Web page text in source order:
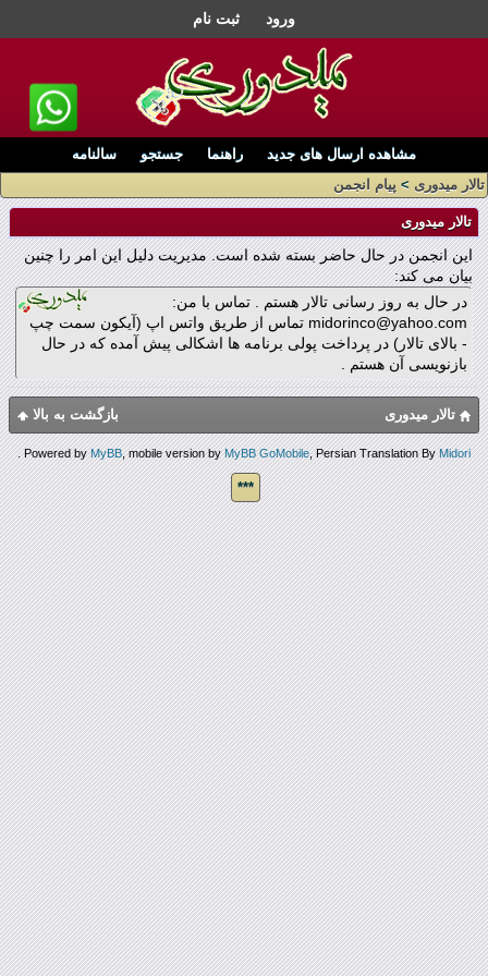
ورود ثبت نام
مشاهده ارسال های جدید راهنما جستجو
سالنامه
تالار میدوری > پیام انجمن
تالار میدوری
این انجمن در حال حاضر بسته شده است. مدیریت دلیل این امر را چنین
بیان می کند:
در حال به روز رسانی تالار هستم . تماس با من:
midorinco@yahoo.com تماس از طریق واتس اپ (آیکون سمت چپ
- بالای تالار) در پرداخت پولی برنامه ها اشکالی پیش آمده که در حال
بازنویسی آن هستم .
بازگشت به بالا تالار میدوری
Powered byMyBB, mobile version byMyBB GoMobile, Persian Translation ByMidori
.
***